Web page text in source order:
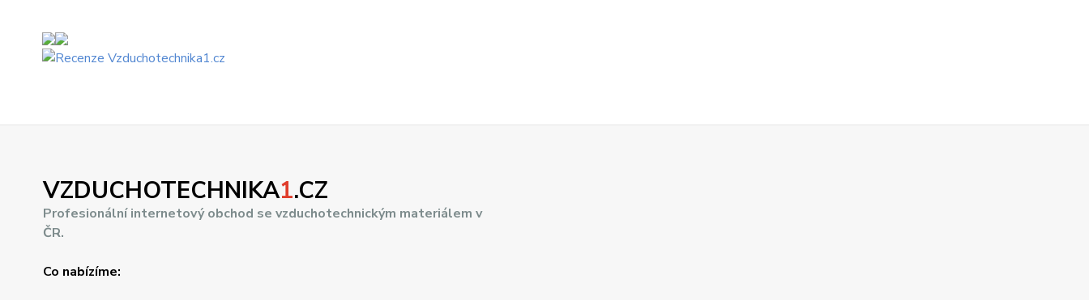
VZDUCHOTECHNIKA1.CZ
Profesionální internetový obchod se vzduchotechnickým materiálem v
ČR.
Co nabízíme: